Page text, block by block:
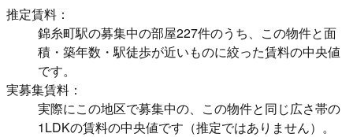
推定賃料：
錦糸町駅の募集中の部屋227件のうち、この物件と面
積・築年数・駅徒歩が近いものに絞った賃料の中央値
です。
実募集賃料：
実際にこの地区で募集中の、この物件と同じ広さ帯の
1LDKの賃料の中央値です（推定ではありません）。